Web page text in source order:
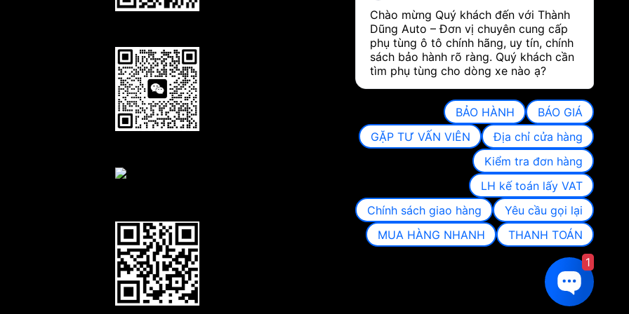
Chào mừng Quý khách đến với Thành
Dũng Auto – Đơn vị chuyên cung cấp
phụ tùng ô tô chính hãng, uy tín, chính
sách bảo hành rõ ràng. Quý khách cần
tìm phụ tùng cho dòng xe nào ạ?
BẢO HÀNH
BÁO GIÁ
GẶP TƯ VẤN VIÊN
Địa chỉ cửa hàng
Kiểm tra đơn hàng
LH kế toán lấy VAT
Chính sách giao hàng
Yêu cầu gọi lại
MUA HÀNG NHANH
THANH TOÁN
1